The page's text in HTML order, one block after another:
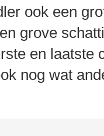
ook een
grove
en laatste
nog wat